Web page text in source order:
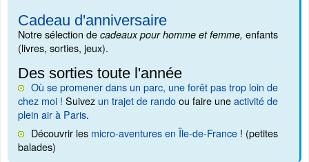
Cadeau d'anniversaire
Notre sélection de cadeaux pour homme et femme, enfants
(livres, sorties, jeux).
Des sorties toute l'année
Où se promener dans un parc, une forêt pas trop loin de
chez moi ! Suivez un trajet de randoou faire uneactivité de
plein air à Paris.
Découvrir les micro-aventures en Île-de-France ! (petites
balades)